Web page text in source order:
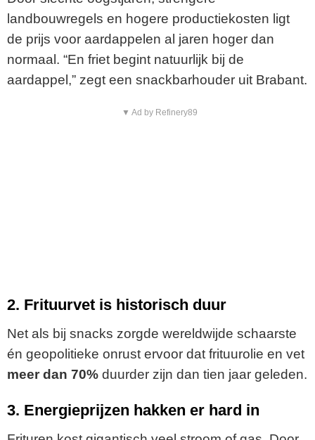
landbouwregels en hogere productiekosten ligt
de prijs voor aardappelen al jaren hoger dan
normaal. “En friet begint natuurlijk bij de
aardappel,” zegt een snackbarhouder uit Brabant.
▼ Ad by Refinery89
2. Frituurvet is historisch duur
Net als bij snacks zorgde wereldwijde schaarste
én geopolitieke onrust ervoor dat frituurolie en vet
meer dan 70% duurder zijn dan tien jaar geleden.
3. Energieprijzen hakken er hard in